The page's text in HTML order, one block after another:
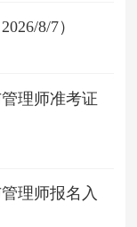
8/7）
理师准考证
理师报名入